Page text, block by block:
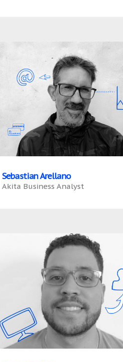
Sebastian Arellano
Akita Business Analyst